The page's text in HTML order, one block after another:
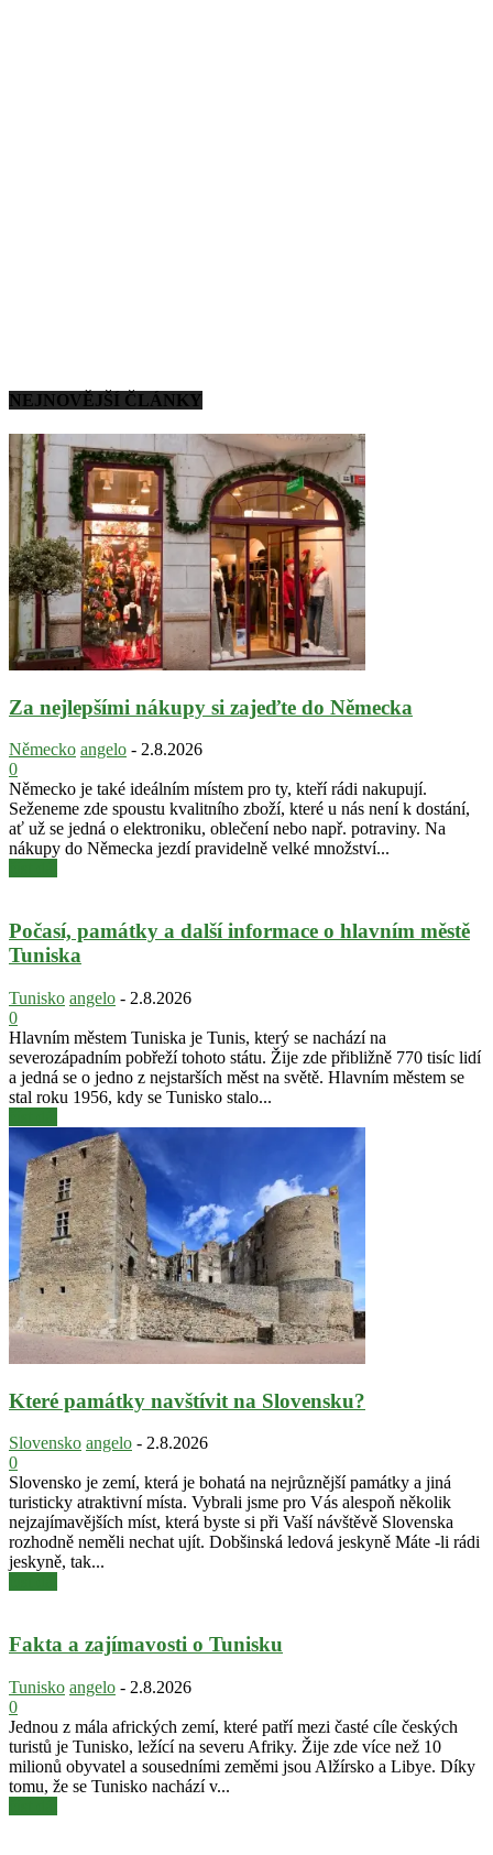
NEJNOVĚJŠÍ ČLÁNKY
Za nejlepšími nákupy si zajeďte do Německa
Německo angelo - 2.8.2026
0
Německo je také ideálním místem pro ty, kteří rádi nakupují.
Seženeme zde spoustu kvalitního zboží, které u nás není k dostání,
ať už se jedná o elektroniku, oblečení nebo např. potraviny. Na
nákupy do Německa jezdí pravidelně velké množství...
Počasí, památky a další informace o hlavním městě
Tuniska
Tunisko angelo - 2.8.2026
0
Hlavním městem Tuniska je Tunis, který se nachází na
severozápadním pobřeží tohoto státu. Žije zde přibližně 770 tisíc lidí
a jedná se o jedno z nejstarších měst na světě. Hlavním městem se
stal roku 1956, kdy se Tunisko stalo...
Které památky navštívit na Slovensku?
Slovensko angelo - 2.8.2026
0
Slovensko je zemí, která je bohatá na nejrůznější památky a jiná
turisticky atraktivní místa. Vybrali jsme pro Vás alespoň několik
nejzajímavějších míst, která byste si při Vaší návštěvě Slovenska
rozhodně neměli nechat ujít. Dobšinská ledová jeskyně Máte -li rádi
jeskyně, tak...
Fakta a zajímavosti o Tunisku
Tunisko angelo - 2.8.2026
0
Jednou z mála afrických zemí, které patří mezi časté cíle českých
turistů je Tunisko, ležící na severu Afriky. Žije zde více než 10
milionů obyvatel a sousedními zeměmi jsou Alžírsko a Libye. Díky
tomu, že se Tunisko nachází v...